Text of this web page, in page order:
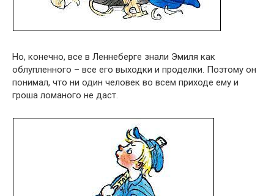
Но, конечно, все в Леннеберге знали Эмиля как
облупленного – все его выходки и проделки. Поэтому он
понимал, что ни один человек во всем приходе ему и
гроша ломаного не даст.